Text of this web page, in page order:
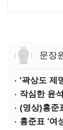
문장
작심한 윤